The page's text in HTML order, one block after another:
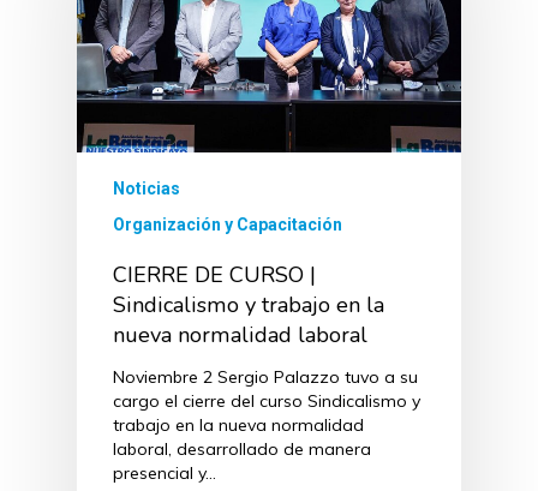
Noticias
Organización y Capacitación
CIERRE DE CURSO |
Sindicalismo y trabajo en la
nueva normalidad laboral
Noviembre 2 Sergio Palazzo tuvo a su
cargo el cierre del curso Sindicalismo y
trabajo en la nueva normalidad
laboral, desarrollado de manera
presencial y…